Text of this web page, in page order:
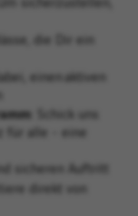
die Dir ein
einen aktiven
: Schick uns
für alle - eine
sicheren Auftritt
direkt von